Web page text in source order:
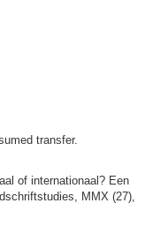
transfer.
of internationaal? Een
MMX (27),